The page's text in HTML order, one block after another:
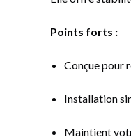
Points forts :
Conçue pour
Installation
Maintient